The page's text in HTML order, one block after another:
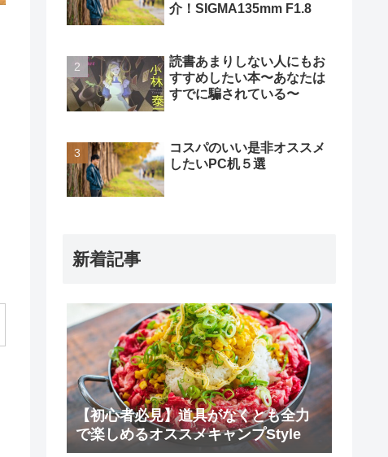
介！SIGMA135mm F1.8
読書あまりしない人にもお
すすめしたい本〜あなたは
すでに騙されている〜
コスパのいい是非オススメ
したいPC机５選
新着記事
【初心者必見】道具がなくとも全力
で楽しめるオススメキャンプStyle